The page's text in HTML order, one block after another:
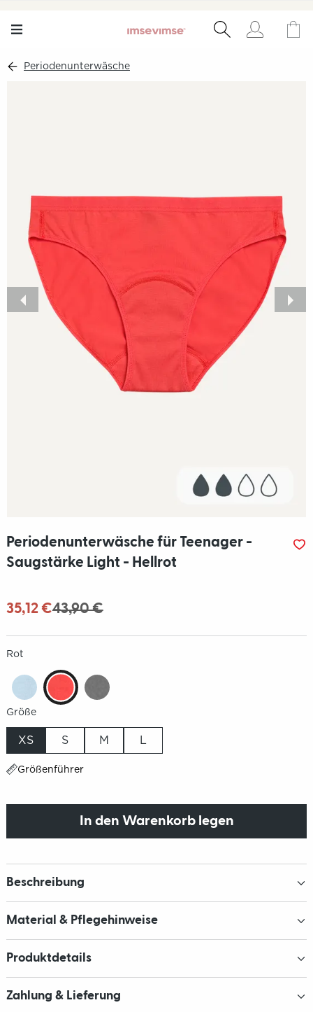
Periodenunterwäsche
Periodenunterwäsche für Teenager -
Saugstärke Light - Hellrot
35,12 €43,90 €
Rot
Größe
XS S M L
Größenführer
In den Warenkorb legen
Beschreibung
Material & Pflegehinweise
Produktdetails
Zahlung & Lieferung